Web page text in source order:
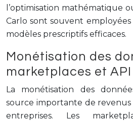
l’optimisation mathématique
Carlo sont souvent
modèles prescriptifs efficaces.
Monétisation des
marketplaces et
La monétisation des
source importante de
entreprises. Les